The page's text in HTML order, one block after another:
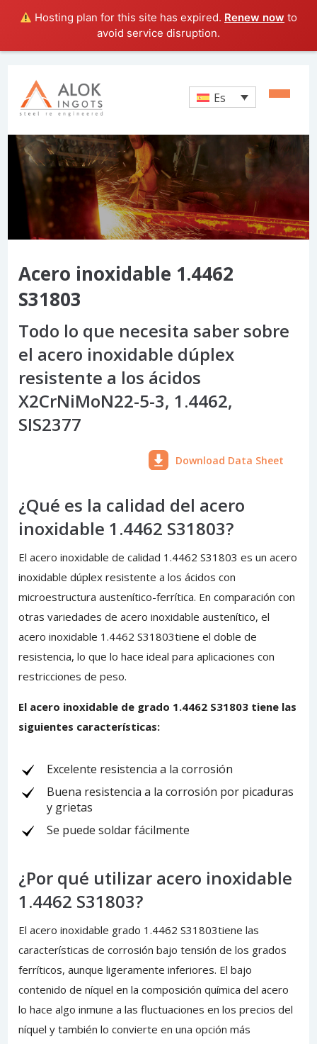
Hosting plan for this site has expired. Renew now to
avoid service disruption.
Es
Acero inoxidable 1.4462
S31803
Todo lo que necesita saber sobre
el acero inoxidable dúplex
resistente a los ácidos
X2CrNiMoN22-5-3, 1.4462,
SIS2377
Download Data Sheet
¿Qué es la calidad del acero
inoxidable 1.4462 S31803?
El acero inoxidable de calidad 1.4462 S31803 es un acero
inoxidable dúplex resistente a los ácidos con
microestructura austenítico-ferrítica. En comparación con
otras variedades de acero inoxidable austenítico, el
acero inoxidable 1.4462 S31803tiene el doble de
resistencia, lo que lo hace ideal para aplicaciones con
restricciones de peso.
El acero inoxidable de grado 1.4462 S31803 tiene las
siguientes características:
Excelente resistencia a la corrosión
Buena resistencia a la corrosión por picaduras
y grietas
Se puede soldar fácilmente
¿Por qué utilizar acero inoxidable
1.4462 S31803?
El acero inoxidable grado 1.4462 S31803tiene las
características de corrosión bajo tensión de los grados
ferríticos, aunque ligeramente inferiores. El bajo
contenido de níquel en la composición química del acero
lo hace algo inmune a las fluctuaciones en los precios del
níquel y también lo convierte en una opción más